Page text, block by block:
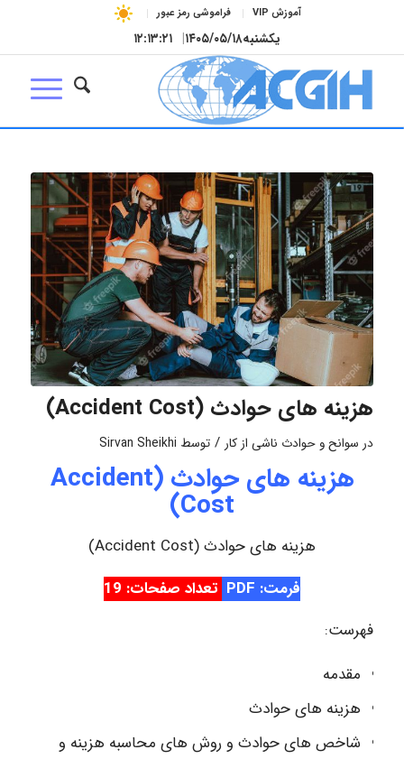
آموزش VIP فراموشی رمز عبور
یکشنبه۱۴۰۵/۰۵/۱۸| ۱۲:۱۳:۲۲
هزینه های حوادث (Accident Cost)
در سوانح و حوادث ناشی از کار / توسط Sirvan Sheikhi
هزینه های حوادث (Accident
Cost)
هزینه های حوادث (Accident Cost)
فرمت: PDF
تعداد صفحات: 19
فهرست:
مقدمه
هزینه های حوادث
شاخص های حوادث و روش های محاسبه هزینه و